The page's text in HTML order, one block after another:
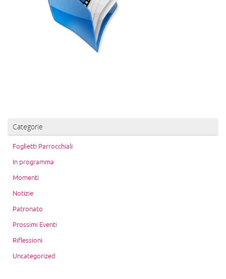
Categorie
Foglietti Parrocchiali
In programma
Momenti
Notizie
Patronato
Prossimi Eventi
Riflessioni
Uncategorized